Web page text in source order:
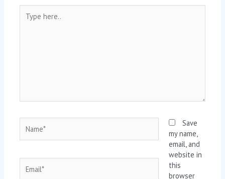
here..
Save
my name,
email, and
website in
this
browser